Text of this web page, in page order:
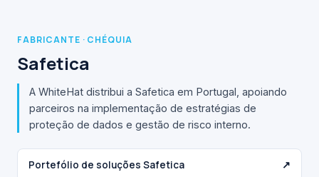
FABRICANTE · CHÉQUIA
Safetica
A WhiteHat distribui a Safetica em Portugal, apoiando
parceiros na implementação de estratégias de
proteção de dados e gestão de risco interno.
Portefólio de soluções Safetica ↗